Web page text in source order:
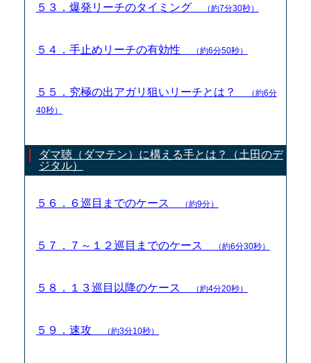
５３．爆発リーチのタイミング （約7分30秒）
５４．手止めリーチの有効性 （約6分50秒）
５５．究極の出アガリ狙いリーチとは？
（約6分
40秒）
ダマ聴（ダマテン）に構える手とは？（土田のデ
ジタル）
５６．６巡目までのケース （約9分）
５７．７～１２巡目までのケース （約6分30秒）
５８．１３巡目以降のケース （約4分20秒）
５９．速攻 （約3分10秒）